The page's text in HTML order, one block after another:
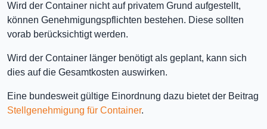
Wird der Container nicht auf privatem Grund aufgestellt,
können Genehmigungspflichten bestehen. Diese sollten
vorab berücksichtigt werden.
Wird der Container länger benötigt als geplant, kann sich
dies auf die Gesamtkosten auswirken.
Eine bundesweit gültige Einordnung dazu bietet der Beitrag
Stellgenehmigung für Container.